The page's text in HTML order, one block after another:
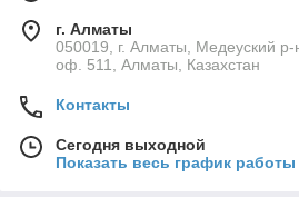
г. Алматы
050019, г. Алматы, Медеуский
оф. 511, Алматы, Казахстан
Контакты
Сегодня выходной
Показать весь график работы